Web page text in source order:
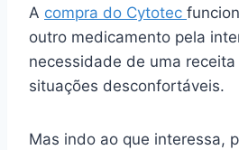
A compra do Cytotec
outro medicamento pela
necessidade de uma
situações desconfortáveis.
Mas indo ao que interessa,